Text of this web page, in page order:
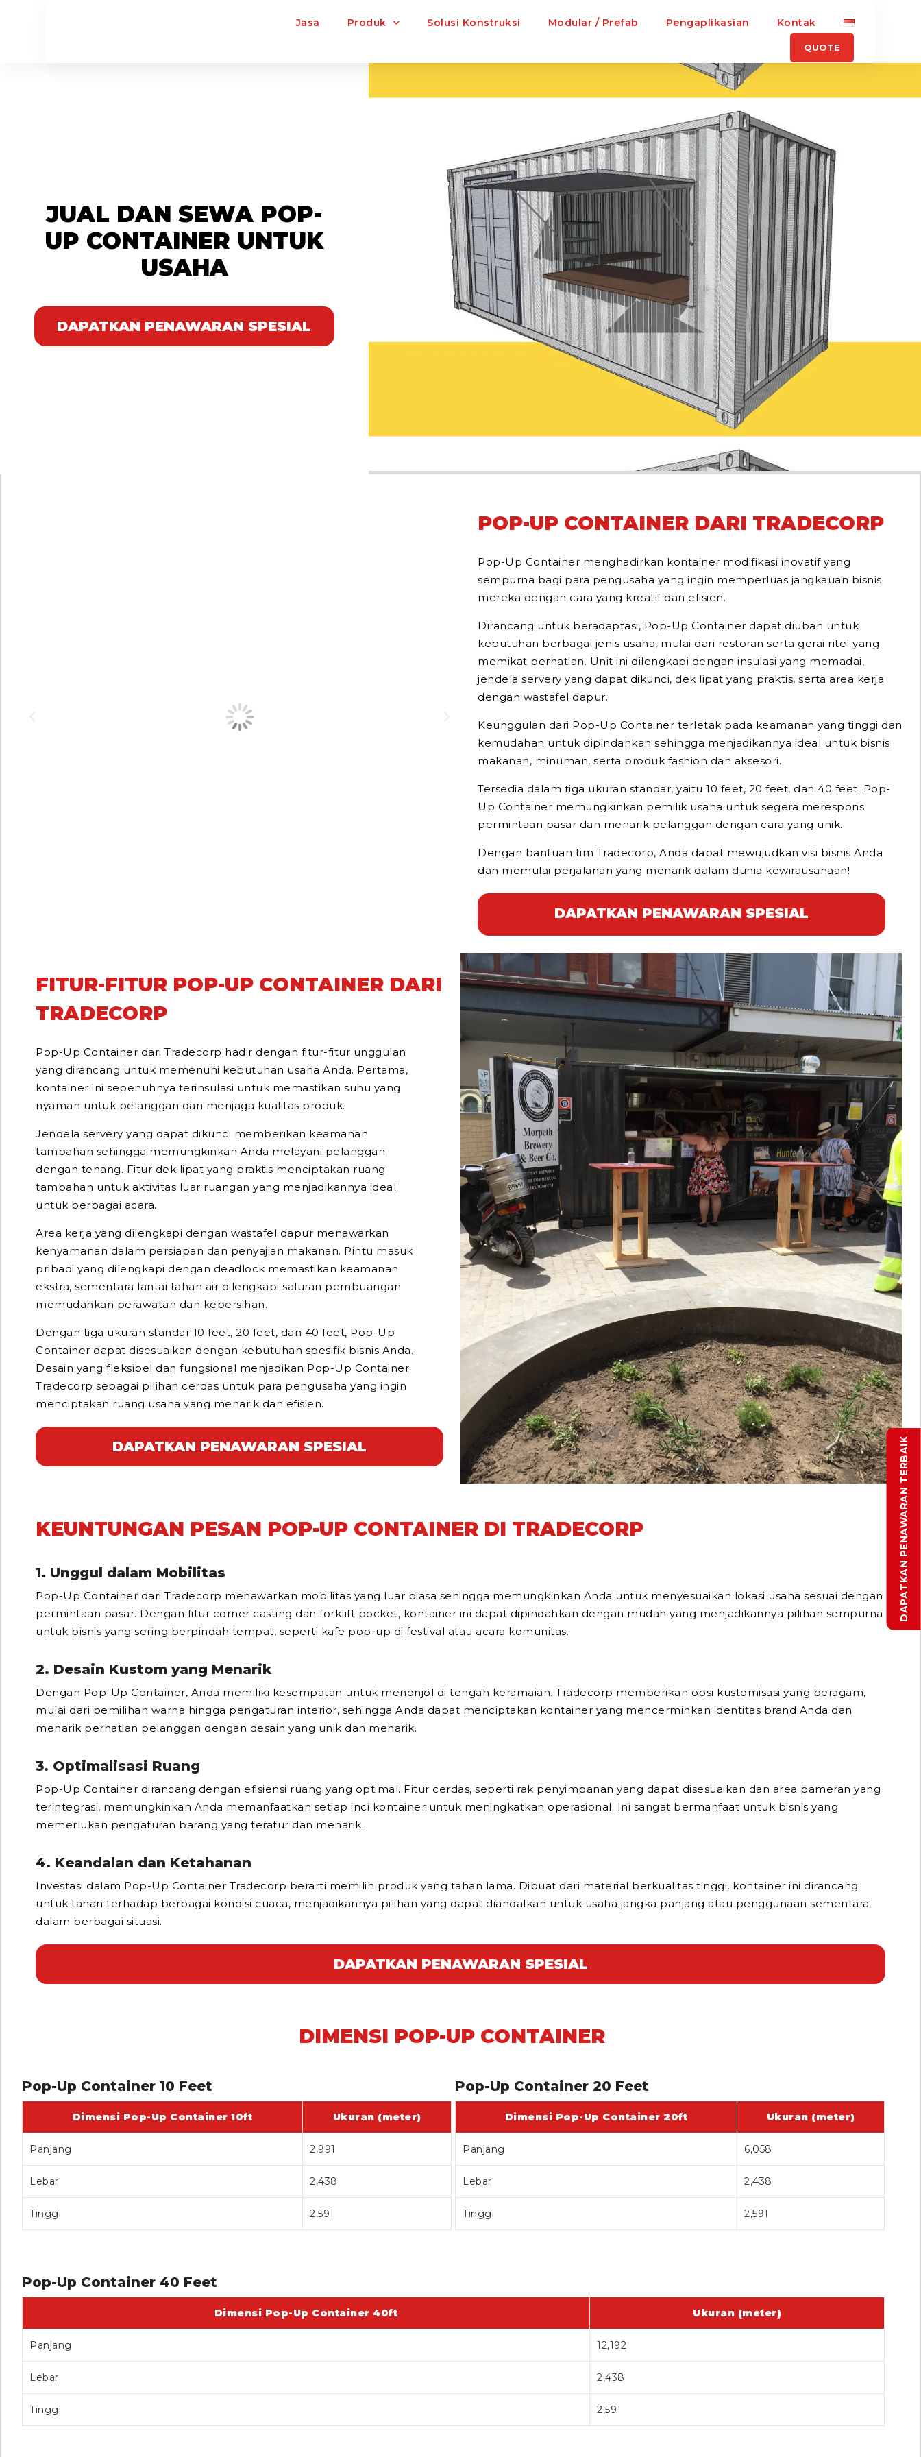
DAPATKAN PENAWARAN TERBAIK
Jasa Produk Solusi Konstruksi Modular / Prefab Pengaplikasian Kontak
QUOTE
JUAL DAN SEWA POP-
UP CONTAINER UNTUK
USAHA
DAPATKAN PENAWARAN SPESIAL
POP-UP CONTAINER DARI TRADECORP
Pop-Up Container menghadirkan kontainer modifikasi inovatif yang
sempurna bagi para pengusaha yang ingin memperluas jangkauan bisnis
mereka dengan cara yang kreatif dan efisien.
Dirancang untuk beradaptasi, Pop-Up Container dapat diubah untuk
kebutuhan berbagai jenis usaha, mulai dari restoran serta gerai ritel yang
memikat perhatian. Unit ini dilengkapi dengan insulasi yang memadai,
jendela servery yang dapat dikunci, dek lipat yang praktis, serta area kerja
dengan wastafel dapur.
Keunggulan dari Pop-Up Container terletak pada keamanan yang tinggi dan
kemudahan untuk dipindahkan sehingga menjadikannya ideal untuk bisnis
makanan, minuman, serta produk fashion dan aksesori.
Tersedia dalam tiga ukuran standar, yaitu 10 feet, 20 feet, dan 40 feet. Pop-
Up Container memungkinkan pemilik usaha untuk segera merespons
permintaan pasar dan menarik pelanggan dengan cara yang unik.
Dengan bantuan tim Tradecorp, Anda dapat mewujudkan visi bisnis Anda
dan memulai perjalanan yang menarik dalam dunia kewirausahaan!
DAPATKAN PENAWARAN SPESIAL
FITUR-FITUR POP-UP CONTAINER DARI
TRADECORP
Pop-Up Container dari Tradecorp hadir dengan fitur-fitur unggulan
yang dirancang untuk memenuhi kebutuhan usaha Anda. Pertama,
kontainer ini sepenuhnya terinsulasi untuk memastikan suhu yang
nyaman untuk pelanggan dan menjaga kualitas produk.
Jendela servery yang dapat dikunci memberikan keamanan
tambahan sehingga memungkinkan Anda melayani pelanggan
dengan tenang. Fitur dek lipat yang praktis menciptakan ruang
tambahan untuk aktivitas luar ruangan yang menjadikannya ideal
untuk berbagai acara.
Area kerja yang dilengkapi dengan wastafel dapur menawarkan
kenyamanan dalam persiapan dan penyajian makanan. Pintu masuk
pribadi yang dilengkapi dengan deadlock memastikan keamanan
ekstra, sementara lantai tahan air dilengkapi saluran pembuangan
memudahkan perawatan dan kebersihan.
Dengan tiga ukuran standar 10 feet, 20 feet, dan 40 feet, Pop-Up
Container dapat disesuaikan dengan kebutuhan spesifik bisnis Anda.
Desain yang fleksibel dan fungsional menjadikan Pop-Up Container
Tradecorp sebagai pilihan cerdas untuk para pengusaha yang ingin
menciptakan ruang usaha yang menarik dan efisien.
DAPATKAN PENAWARAN SPESIAL
KEUNTUNGAN PESAN POP-UP CONTAINER DI TRADECORP
1. Unggul dalam Mobilitas
Pop-Up Container dari Tradecorp menawarkan mobilitas yang luar biasa sehingga memungkinkan Anda untuk menyesuaikan lokasi usaha sesuai dengan
permintaan pasar. Dengan fitur corner casting dan forklift pocket, kontainer ini dapat dipindahkan dengan mudah yang menjadikannya pilihan sempurna
untuk bisnis yang sering berpindah tempat, seperti kafe pop-up di festival atau acara komunitas.
2. Desain Kustom yang Menarik
Dengan Pop-Up Container, Anda memiliki kesempatan untuk menonjol di tengah keramaian. Tradecorp memberikan opsi kustomisasi yang beragam,
mulai dari pemilihan warna hingga pengaturan interior, sehingga Anda dapat menciptakan kontainer yang mencerminkan identitas brand Anda dan
menarik perhatian pelanggan dengan desain yang unik dan menarik.
3. Optimalisasi Ruang
Pop-Up Container dirancang dengan efisiensi ruang yang optimal. Fitur cerdas, seperti rak penyimpanan yang dapat disesuaikan dan area pameran yang
terintegrasi, memungkinkan Anda memanfaatkan setiap inci kontainer untuk meningkatkan operasional. Ini sangat bermanfaat untuk bisnis yang
memerlukan pengaturan barang yang teratur dan menarik.
4. Keandalan dan Ketahanan
Investasi dalam Pop-Up Container Tradecorp berarti memilih produk yang tahan lama. Dibuat dari material berkualitas tinggi, kontainer ini dirancang
untuk tahan terhadap berbagai kondisi cuaca, menjadikannya pilihan yang dapat diandalkan untuk usaha jangka panjang atau penggunaan sementara
dalam berbagai situasi.
DAPATKAN PENAWARAN SPESIAL
DIMENSI POP-UP CONTAINER
Pop-Up Container 10 Feet
Dimensi Pop-Up Container 10ft Ukuran (meter)
Panjang 2,991
Lebar 2,438
Tinggi 2,591
Pop-Up Container 20 Feet
Dimensi Pop-Up Container 20ft Ukuran (meter)
Panjang 6,058
Lebar 2,438
Tinggi 2,591
Pop-Up Container 40 Feet
Dimensi Pop-Up Container 40ft Ukuran (meter)
Panjang 12,192
Lebar 2,438
Tinggi 2,591